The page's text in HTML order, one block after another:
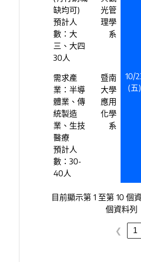
缺均可)
預計人
數：大
三、大四
30人
光管
理學
系
需求產
業：半導
體業、傳
統製造
業、生技
醫療
預計人
數：30-
40人
暨南
大學
應用
化學
系
10/
(五)
目前顯示第 1 至第 10 個
個資料列
❮ 1